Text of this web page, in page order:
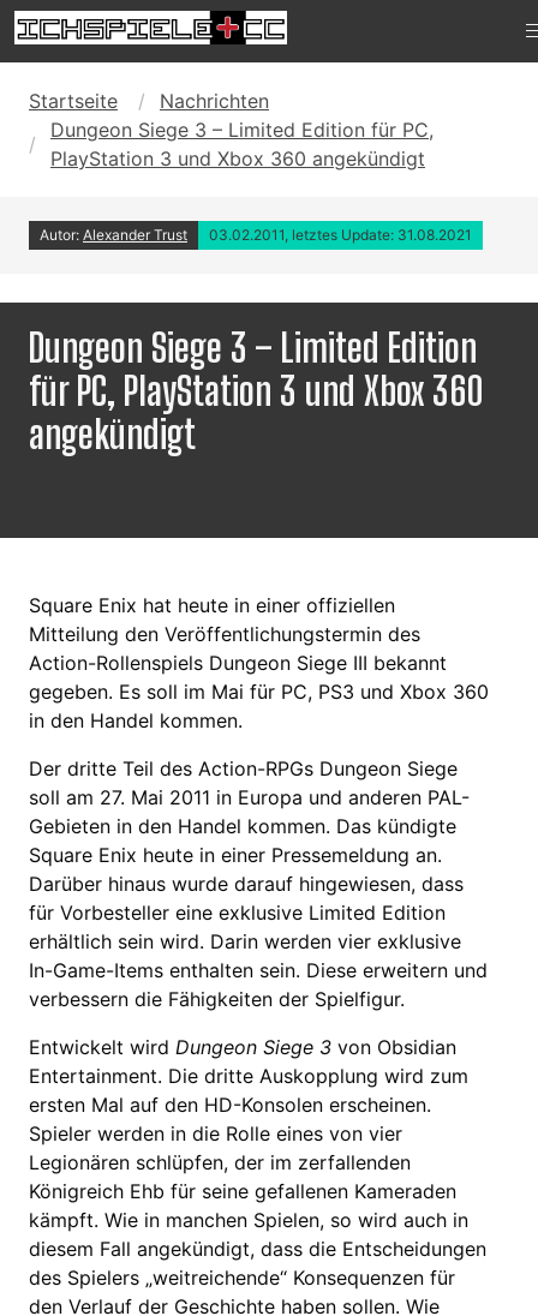
Startseite
Nachrichten
Dungeon Siege 3 – Limited Edition für PC,
PlayStation 3 und Xbox 360 angekündigt
Autor: Alexander Trust 03.02.2011, letztes Update: 31.08.2021
Dungeon Siege 3 – Limited Edition
für PC, PlayStation 3 und Xbox 360
angekündigt
Square Enix hat heute in einer offiziellen
Mitteilung den Veröffentlichungstermin des
Action-Rollenspiels Dungeon Siege III bekannt
gegeben. Es soll im Mai für PC, PS3 und Xbox 360
in den Handel kommen.
Der dritte Teil des Action-RPGs Dungeon Siege
soll am 27. Mai 2011 in Europa und anderen PAL-
Gebieten in den Handel kommen. Das kündigte
Square Enix heute in einer Pressemeldung an.
Darüber hinaus wurde darauf hingewiesen, dass
für Vorbesteller eine exklusive Limited Edition
erhältlich sein wird. Darin werden vier exklusive
In-Game-Items enthalten sein. Diese erweitern und
verbessern die Fähigkeiten der Spielfigur.
Entwickelt wird Dungeon Siege 3 von Obsidian
Entertainment. Die dritte Auskopplung wird zum
ersten Mal auf den HD-Konsolen erscheinen.
Spieler werden in die Rolle eines von vier
Legionären schlüpfen, der im zerfallenden
Königreich Ehb für seine gefallenen Kameraden
kämpft. Wie in manchen Spielen, so wird auch in
diesem Fall angekündigt, dass die Entscheidungen
des Spielers „weitreichende“ Konsequenzen für
den Verlauf der Geschichte haben sollen. Wie